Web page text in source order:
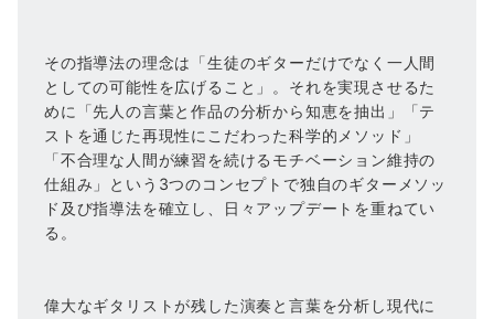
その指導法の理念は「生徒のギターだけでなく一人間
としての可能性を広げること」。それを実現させるた
めに「先人の言葉と作品の分析から知恵を抽出」「テ
ストを通じた再現性にこだわった科学的メソッド」
「不合理な人間が練習を続けるモチベーション維持の
仕組み」という3つのコンセプトで独自のギターメソッ
ド及び指導法を確立し、日々アップデートを重ねてい
る。
偉大なギタリストが残した演奏と言葉を分析し現代に